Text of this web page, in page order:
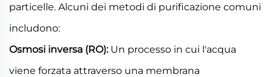
particelle. Alcuni dei metodi di purificazione comuni
includono:
Osmosi inversa (RO): Un processo in cui l'acqua
viene forzata attraverso una membrana